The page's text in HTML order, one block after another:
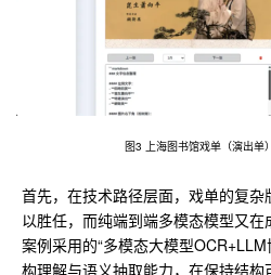
图3 上海图书馆戏单（演出单
首先，在技术路径层面，戏单的复
以胜任，而纯端到端多模态模型又
案例采用的“多模态大模型
构理解与语义抽取能力，在保持结